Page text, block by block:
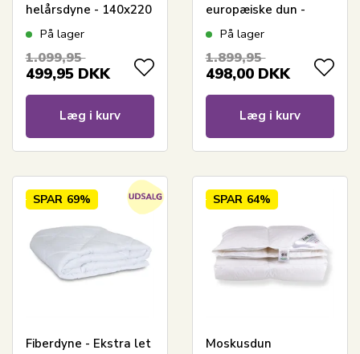
helårsdyne - 140x220
cm - Fugt
med hulfibre
På lager
1.099,95
499,95 DKK
Læg i kurv
europæiske dun -
140x220 cm - Zen
dyne
På lager
1.899,95
498,00 DKK
Læg i kurv
SPAR 69%
Fiberdyne - Ekstra let
SPAR 64%
Moskusdun